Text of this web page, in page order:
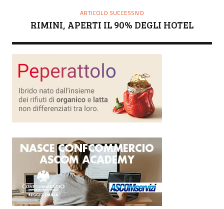
ARTICOLO SUCCESSIVO
RIMINI, APERTI IL 90% DEGLI HOTEL